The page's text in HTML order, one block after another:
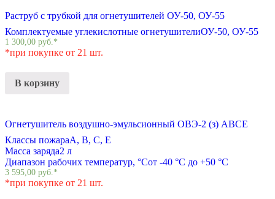
Раструб с трубкой для огнетушителей ОУ-50, ОУ-55
Комплектуемые углекислотные огнетушителиОУ-50, ОУ-55
1 300,00 руб.*
*при покупке от 21 шт.
В корзину
Огнетушитель воздушно-эмульсионный ОВЭ-2 (з) АВCЕ
Классы пожараA, B, C, E
Масса заряда2 л
Диапазон рабочих температур, °Сот -40 °С до +50 °С
3 595,00 руб. *
*при покупке от 21 шт.